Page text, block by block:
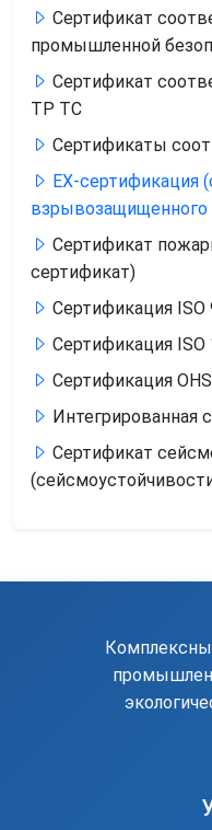
Сертификат
промышленной
Сертификат
ТР ТС
Сертификаты
ЕХ-сертификация
взрывозащищенного
Сертификат
сертификат)
Сертификация ISO
Сертификация ISO
Сертификация
Интегрированная
Сертификат